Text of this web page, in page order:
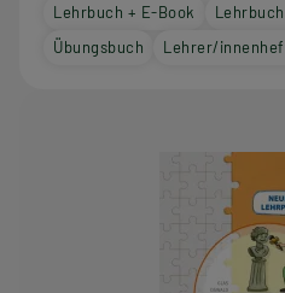
Lehrbuch + E-Book
Übungsbuch
Lehrer/